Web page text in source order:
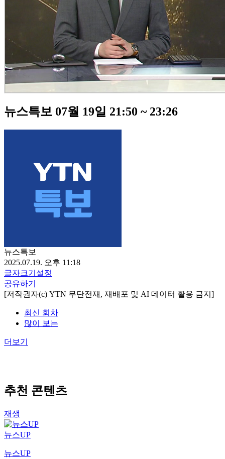
뉴스특보 07월 19일 21:50 ~ 23:26
뉴스특보
2025.07.19. 오후 11:18
글자크기설정
공유하기
[저작권자(c) YTN 무단전재, 재배포 및 AI 데이터 활용 금지]
최신 회차
많이 보는
더보기
추천 콘텐츠
재생
뉴스UP
뉴스UP